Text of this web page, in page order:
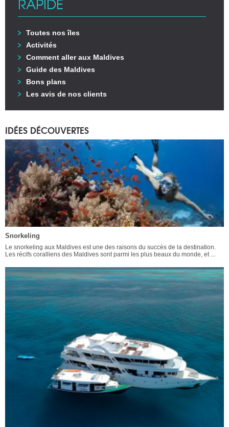
Toutes nos îles
Activités
Comment aller aux Maldives
Guide des Maldives
Bons plans
Les avis de nos clients
IDÉES DÉCOUVERTES
Snorkeling
Le snorkeling aux Maldives est une des raisons du succès de la destination.
Les récifs coralliens des Maldives sont parmi les plus beaux du monde, et ...